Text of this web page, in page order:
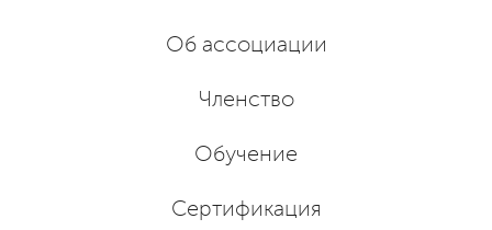
Об ассоциации
Членство
Обучение
Сертификация